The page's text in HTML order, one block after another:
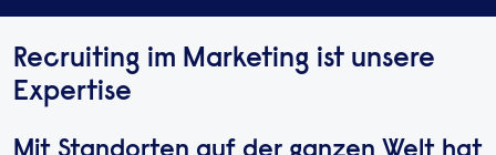
Recruiting im Marketing ist unsere
Expertise